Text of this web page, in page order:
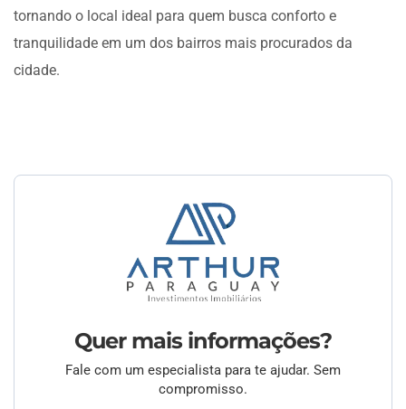
tornando o local ideal para quem busca conforto e
tranquilidade em um dos bairros mais procurados da
cidade.
Quer mais informações?
Fale com um especialista para te ajudar. Sem
compromisso.